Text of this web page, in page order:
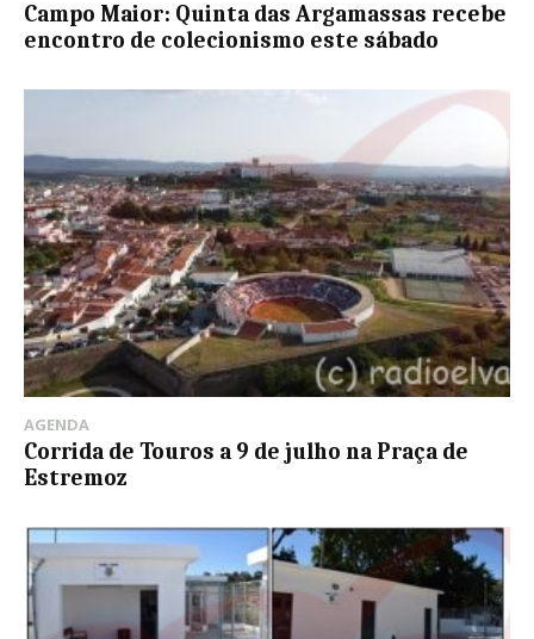
Campo Maior: Quinta das Argamassas recebe
encontro de colecionismo este sábado
AGENDA
Corrida de Touros a 9 de julho na Praça de
Estremoz